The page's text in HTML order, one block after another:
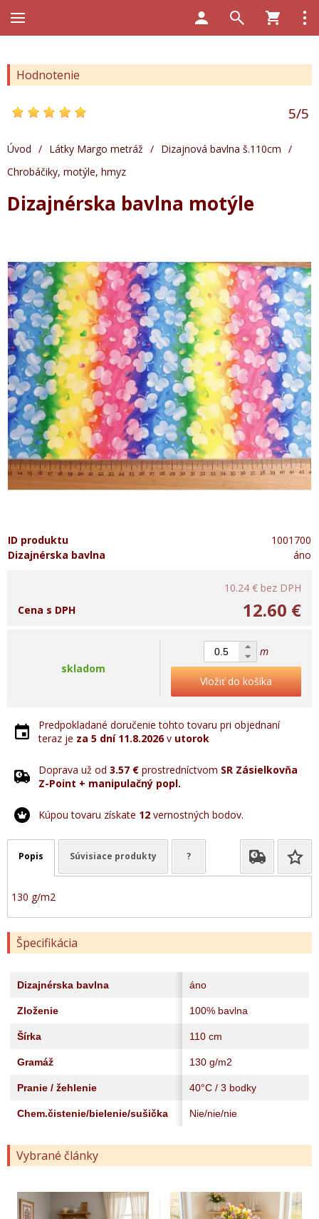
Hodnotenie
5/5
Úvod / Látky Margo metráž / Dizajnová bavlna š.110cm /
Chrobáčiky, motýle, hmyz
Dizajnérska bavlna motýle
ID produktu
1001700
Dizajnérska bavlna
áno
10.24 € bez DPH
12.60 €
Cena s DPH
skladom
m
Vložiť do košíka
Predpokladané doručenie tohto tovaru pri objednaní
teraz je za 5 dní 11.8.2026v utorok
Doprava už od 3.57 € prostredníctvom SR Zásielkovňa
Z-Point + manipulačný popl.
Kúpou tovaru získate 12 vernostných bodov.
Popis Súvisiace produkty ?
130 g/m2
Špecifikácia
Dizajnérska bavlna áno
Zloženie 100% bavlna
Šírka 110 cm
Gramáž 130 g/m2
Pranie / žehlenie 40°C / 3 bodky
Chem.čistenie/bielenie/sušička Nie/nie/nie
Vybrané články